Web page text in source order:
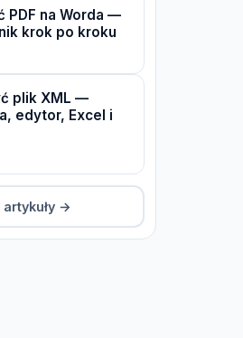
PDF na Worda —
krok po kroku
plik XML —
edytor, Excel i
→